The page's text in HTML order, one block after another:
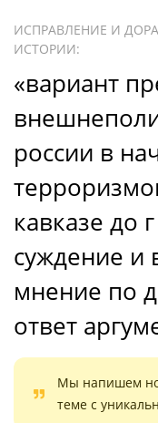
ИСПРАВЛЕНИЕ И
ИСТОРИИ:
«вариант
россии в
кавказе до
суждение и
мнение по
ответ
Мы напишем
теме с